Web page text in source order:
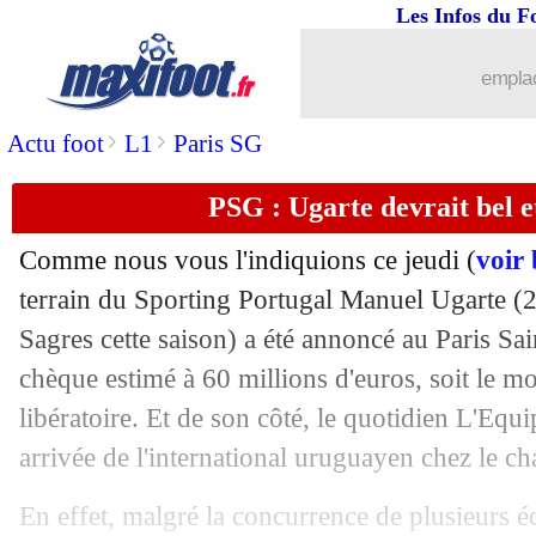
Actu foot> L1 > Paris SG
Les Infos du
PSG : Ugarte devrait bel
Comme nous vous l'indiquions ce jeudi (voir
terrain du Sporting Portugal Manuel Ugarte
Sagres cette saison) a été annoncé au Paris
chèque estimé à 60 millions d'euros, soit le
libératoire. Et de son côté, le quotidien
arrivée de l'international uruguayen chez le
En effet, malgré la concurrence de plusieurs
Montpellier : Tchato a prolongé
25/05 OM: Tudor répond sur son avenir
25/05 OM: Clauss ne compte pas bouger
25/05 PSG: Luis Enrique dans les petits
25/05 Lyon : Lacazette milite pour Umtiti
25/05 Naples : Luis Enrique en favori ?
PSG : Ramos a bien reçu une offre,